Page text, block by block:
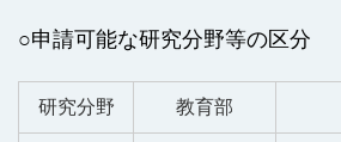
○申請可能な研究分野等の区分
研究分野 教育部